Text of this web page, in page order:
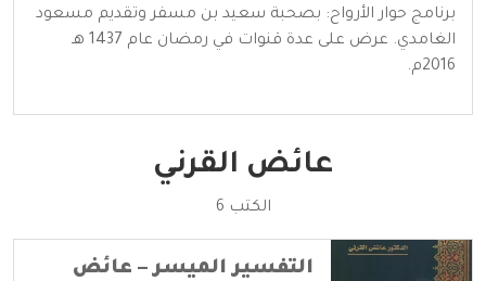
برنامج حوار الأرواح: بصحبة سعيد بن مسفر وتقديم مسعود
الغامدي. عرض على عدة قنوات في رمضان عام 1437 هـ
2016م.
عائض القرني
الكتب 6
التفسير الميسر – عائض